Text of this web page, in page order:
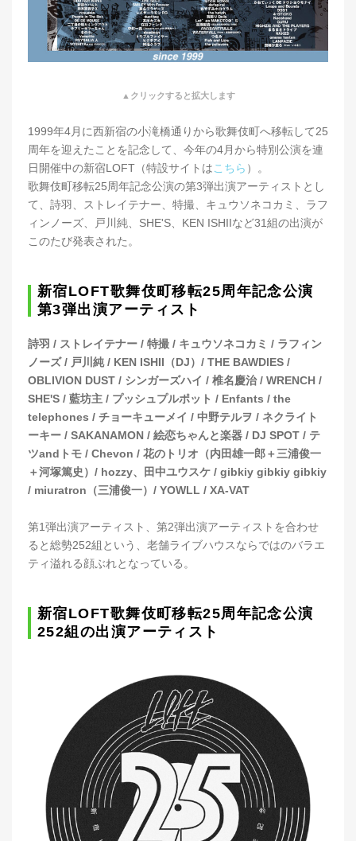
▲クリックすると拡大します
1999年4月に西新宿の小滝橋通りから歌舞伎町へ移転して25
周年を迎えたことを記念して、今年の4月から特別公演を連
日開催中の新宿LOFT（特設サイトはこちら ）。
歌舞伎町移転25周年記念公演の第3弾出演アーティストとし
て、詩羽、ストレイテナー、特撮、キュウソネコカミ、ラフ
ィンノーズ、戸川純、SHE'S、KEN ISHIIなど31組の出演が
このたび発表された。
新宿LOFT歌舞伎町移転25周年記念公演
第3弾出演アーティスト
詩羽 / ストレイテナー / 特撮 / キュウソネコカミ / ラフィン
ノーズ / 戸川純 / KEN ISHII（DJ）/ THE BAWDIES /
OBLIVION DUST / シンガーズハイ / 椎名慶治 / WRENCH /
SHE'S / 藍坊主 / プッシュプルポット / Enfants / the
telephones / チョーキューメイ / 中野テルヲ / ネクライト
ーキー / SAKANAMON / 絵恋ちゃんと楽器 / DJ SPOT / テ
ツandトモ / Chevon / 花のトリオ（内田雄一郎＋三浦俊一
＋河塚篤史）/ hozzy、田中ユウスケ / gibkiy gibkiy gibkiy
/ miuratron（三浦俊一）/ YOWLL / XA-VAT
第1弾出演アーティスト、第2弾出演アーティストを合わせ
ると総勢252組という、老舗ライブハウスならではのバラエ
ティ溢れる顔ぶれとなっている。
新宿LOFT歌舞伎町移転25周年記念公演
252組の出演アーティスト